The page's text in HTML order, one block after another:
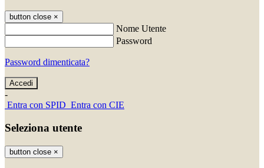
button close ×
Nome Utente
Password
Password dimenticata?
-
Entra con SPID Entra con CIE
Seleziona utente
button close ×